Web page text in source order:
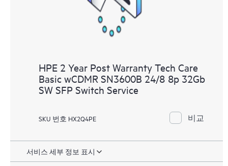
HPE 2 Year Post Warranty Tech Care
Basic wCDMR SN3600B 24/8 8p 32Gb
SW SFP Switch Service
SKU 번호 HX2Q4PE 비교
서비스 세부 정보 표시